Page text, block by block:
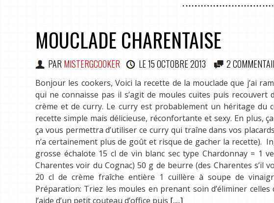
MOUCLADE CHARENTAISE
PARMISTERGCOOKER LE15 OCTOBRE 2013 2
Bonjour les cookers, Voici la recette de la mouclade que j’ai
qui ne connaisse pas il s’agit de moules cuites puis recouvert
crème et de curry. Le curry est probablement un héritage du
recette simple mais délicieuse, réconfortante et sexy. En plus,
ça vous permettra d’utiliser ce curry qui traîne dans vos
n’a certainement plus de goût et risque de gacher la recette).
grosse échalote 15 cl de vin blanc sec type Chardonnay = 1
Charentes voir du Cognac) 50 g de beurre (des Charentes s’il
20 cl de crème fraîche entière 1 cuillère à soupe de
Préparation: Triez les moules en prenant soin d’éliminer
l’aide d’un petit couteau d’office puis [.....]